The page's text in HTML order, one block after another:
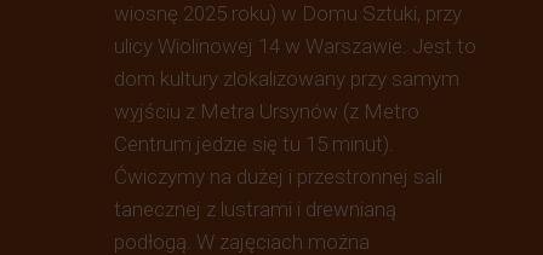
wiosnę 2025 roku) w Domu Sztuki, przy
ulicy Wiolinowej 14 w Warszawie. Jest to
dom kultury zlokalizowany przy samym
wyjściu z Metra Ursynów (z Metro
Centrum jedzie się tu 15 minut).
Ćwiczymy na dużej i przestronnej sali
tanecznej z lustrami i drewnianą
podłogą. W zajęciach można